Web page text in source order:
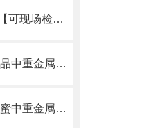
食品中重金属快速检测仪【可现场检测】_2022食品中重金属快速检测仪
2021@【高度智能化】食品中重金属快速检测仪什么牌子的好？多少钱？
【2022云唐制造】检测蜂蜜中重金属仪器设备@检测蜂蜜中重金属仪器设备